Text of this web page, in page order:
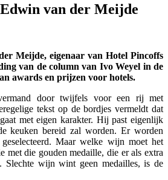
van der Meijde
Meijde, eigenaar van Hotel Pincoffs
van de column van Ivo Weyel in de
awards en prijzen voor hotels.
door twijfels voor een rij met
tekst op de bordjes vermeldt dat
met eigen karakter. Hij past eigenlijk
keuken bereid zal worden. Er worden
Maar welke wijn moet het
met die gouden medaille, die er als extra
Slechte wijn wint geen medailles, is de